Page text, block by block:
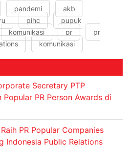
pandemi
akb
pihc
pupuk
komunikasi pr
pr
komunikasi
Secretary PTP
Popular PR Person Awards di
PR Popular Companies
Indonesia Public Relations